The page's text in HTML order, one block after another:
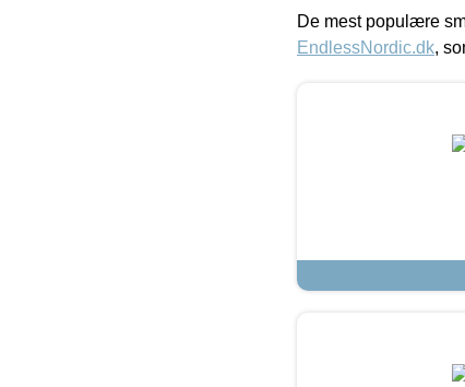
De mest populære
EndlessNordic.dk,